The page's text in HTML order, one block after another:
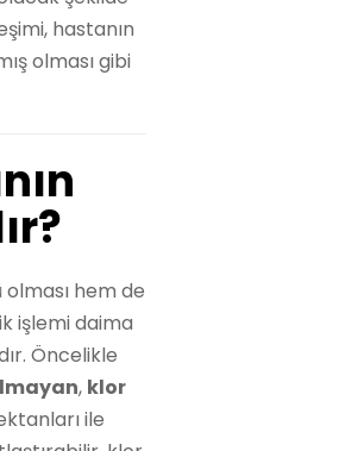
hastanın
olması gibi
olması hem de
işlemi daima
Öncelikle
, klor
ile